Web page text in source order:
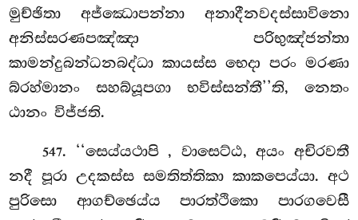
මුච්ඡිතා අජ්ඣොපන්නා අනාදීනවදස්සාවිනො
අනිස්සරණපඤ්ඤා පරිභුඤ්ජන්තා
කාමන්දුබන්ධනබද්ධා කායස්ස භෙදා පරං මරණා
බ්රහ්මානං සහබ්යූපගා භවිස්සන්තී’’ති, නෙතං
ඨානං විජ්ජති.
547. ‘‘සෙය්යථාපි, වාසෙට්ඨ, අයං අචිරවතී
නදී පූරා උදකස්ස සමතිත්තිකා කාකපෙය්යා. අථ
පුරිසො ආගච්ඡෙය්ය පාරත්ථිකො පාරගවෙසී